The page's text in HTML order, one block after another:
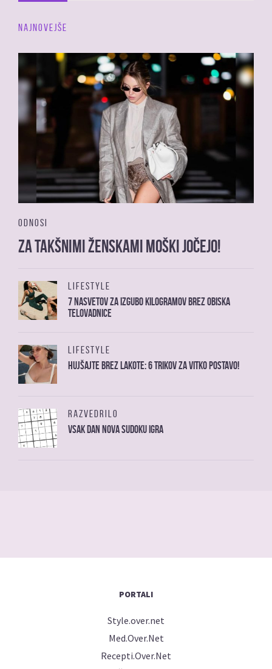
NAJNOVEJŠE
ODNOSI
Za takšnimi ženskami moški jočejo!
LIFESTYLE
7 nasvetov za izgubo kilogramov brez obiska
telovadnice
LIFESTYLE
Hujšajte brez lakote: 6 trikov za vitko postavo!
RAZVEDRILO
Vsak dan nova sudoku igra
PORTALI
Style.over.net
Med.Over.Net
Recepti.Over.Net